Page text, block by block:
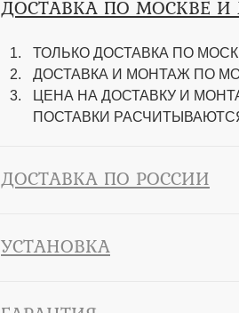
ДОСТАВКА ПО МОСКВЕ
ТОЛЬКО ДОСТАВКА ПО
ДОСТАВКА И МОНТАЖ ПО
ЦЕНА НА ДОСТАВКУ И
ПОСТАВКИ
ДОСТАВКА ПО РОССИИ
УСТАНОВКА